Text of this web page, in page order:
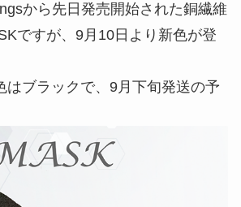
から先日発売開始された銅繊維
ですが、9月10日より新色が登
はブラックで、9月下旬発送の予